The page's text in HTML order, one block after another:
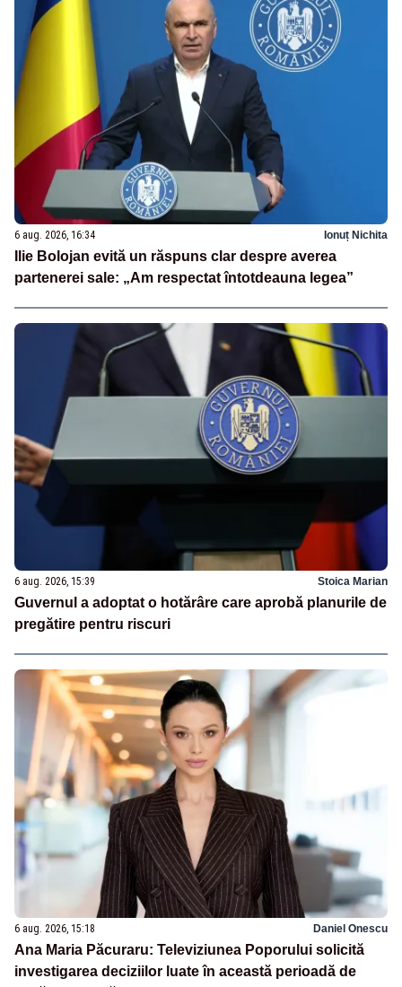
6 aug. 2026, 16:34 Ionuț Nichita
Ilie Bolojan evită un răspuns clar despre averea
partenerei sale: „Am respectat întotdeauna legea”
6 aug. 2026, 15:39 Stoica Marian
Guvernul a adoptat o hotărâre care aprobă planurile de
pregătire pentru riscuri
6 aug. 2026, 15:18 Daniel Onescu
Ana Maria Păcuraru: Televiziunea Poporului solicită
investigarea deciziilor luate în această perioadă de